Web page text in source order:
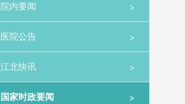
>
院内要闻
>
医院公告
>
江北快讯
>
国家时政要闻